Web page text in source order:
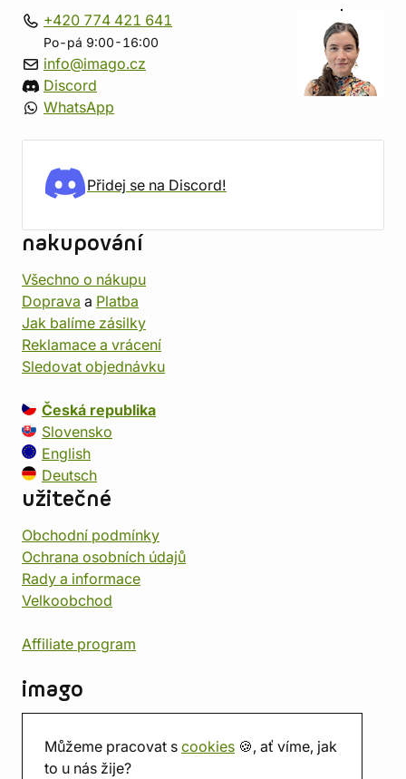
Můžeme pracovat s cookies 🍪, ať víme, jak
to u nás žije?
+420 774 421 641
Po-pá 9:00-16:00
info@imago.cz
Discord
WhatsApp
Přidej se na Discord!
nakupování
Všechno o nákupu
Doprava a Platba
Jak balíme zásilky
Reklamace a vrácení
Sledovat objednávku
Česká republika
Slovensko
English
Deutsch
užitečné
Obchodní podmínky
Ochrana osobních údajů
Rady a informace
Velkoobchod
Affiliate program
imago
Prodejna
Herna